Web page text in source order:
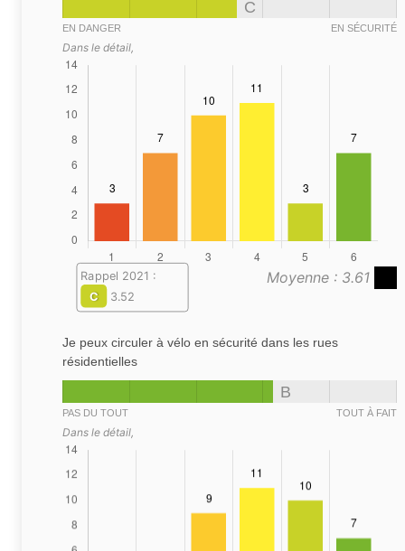
C
EN DANGER EN SÉCURITÉ
Dans le détail,
Moyenne : 3.61
Rappel 2021 :
C
3.52
Je peux circuler à vélo en sécurité dans les rues
résidentielles
B
PAS DU TOUT TOUT À FAIT
Dans le détail,